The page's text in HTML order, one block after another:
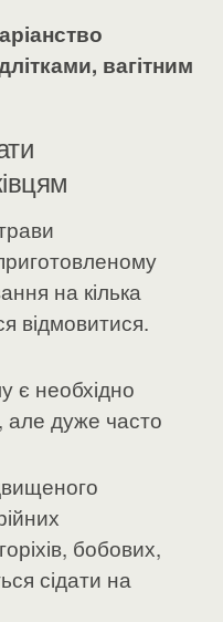
вагітним
на кілька
відмовитися.
є необхідно
але дуже часто
бобових,
сідати на